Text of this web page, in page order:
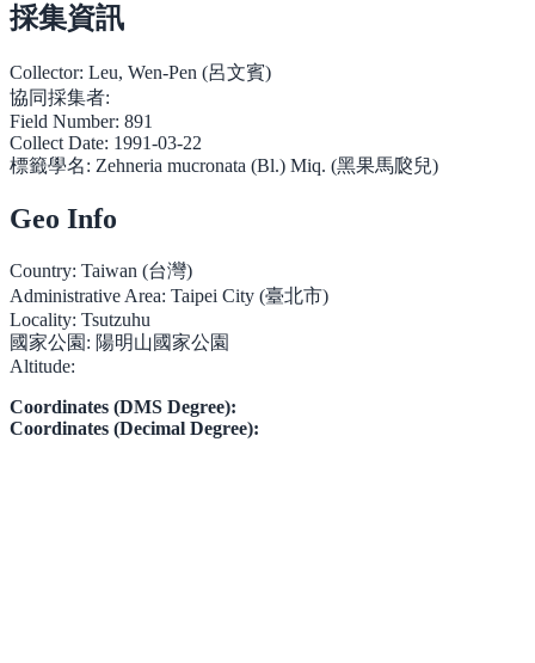
採集資訊
Collector: Leu, Wen-Pen (呂文賓)
協同採集者:
Field Number: 891
Collect Date: 1991-03-22
標籤學名: Zehneria mucronata (Bl.) Miq. (黑果馬㼎兒)
Geo Info
Country: Taiwan (台灣)
Administrative Area: Taipei City (臺北市)
Locality: Tsutzuhu
國家公園: 陽明山國家公園
Altitude:
Coordinates (DMS Degree):
Coordinates (Decimal Degree):